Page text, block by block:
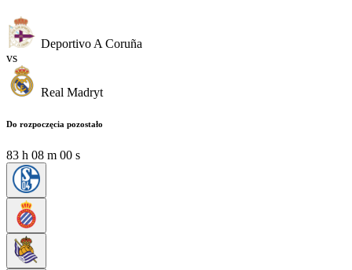
Deportivo A Coruña
vs
Real Madryt
Do rozpoczęcia pozostało
83 h 07 m 57 s